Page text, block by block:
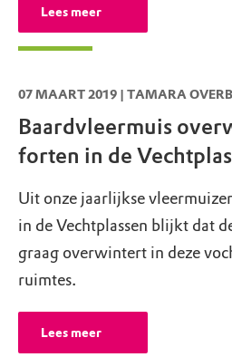
Lees meer
07 MAART 2019 | TAMARA
Baardvleermuis
forten in de
Uit onze jaarlijkse
in de Vechtplassen blijkt dat
graag overwintert in deze
ruimtes.
Lees meer